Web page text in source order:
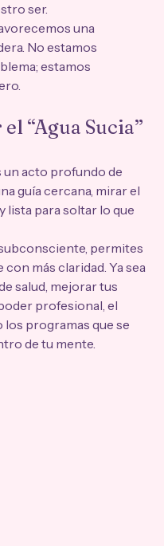
ser.
una
No estamos
estamos
“Agua Sucia”
un acto profundo de
guía cercana, mirar el
lista para soltar lo que
permites
más claridad. Ya sea
salud, mejorar tus
profesional, el
programas que se
de tu mente.